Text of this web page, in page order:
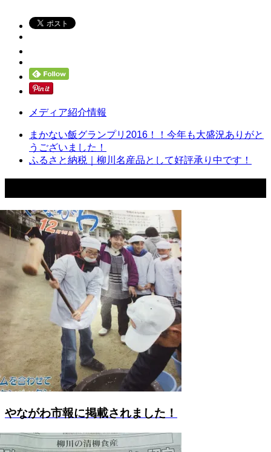
メディア紹介情報
まかない飯グランプリ2016！！今年も大盛況ありがと
うございました！
ふるさと納税｜柳川名産品として好評承り中です！
やながわ市報に掲載されました！